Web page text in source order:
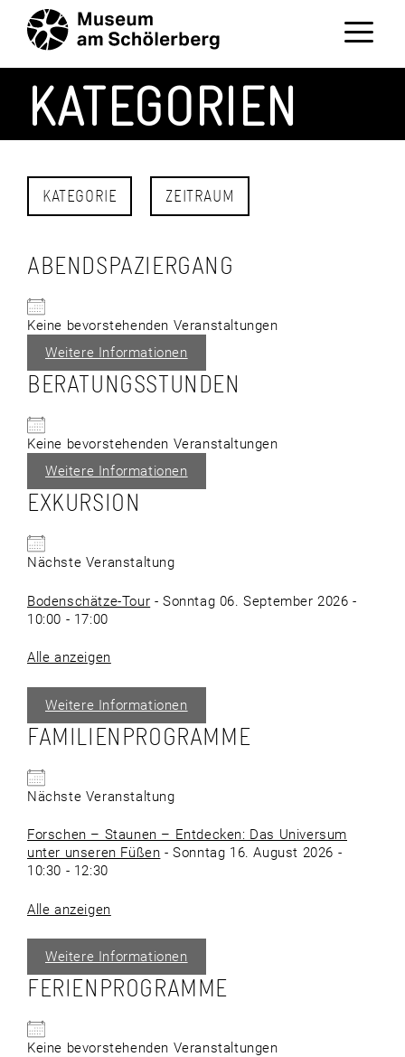
Inhalt
springen
KATEGORIEN
KATEGORIE ZEITRAUM
ABENDSPAZIERGANG
Keine bevorstehenden Veranstaltungen
Weitere Informationen
BERATUNGSSTUNDEN
Keine bevorstehenden Veranstaltungen
Weitere Informationen
EXKURSION
Nächste Veranstaltung
Bodenschätze-Tour - Sonntag 06. September 2026 -
10:00 - 17:00
Alle anzeigen
Weitere Informationen
FAMILIENPROGRAMME
Nächste Veranstaltung
Forschen – Staunen – Entdecken: Das Universum
unter unseren Füßen - Sonntag 16. August 2026 -
10:30 - 12:30
Alle anzeigen
Weitere Informationen
FERIENPROGRAMME
Keine bevorstehenden Veranstaltungen